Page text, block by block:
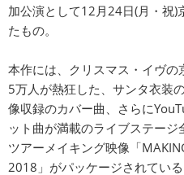
加公演として12月24日(月・祝
たもの。
本作には、クリスマス・イヴ
5万人が熱狂した、サンタ衣装
像収録のカバー曲、さらに
ット曲が満載のライブステージ
ツアーメイキング映像「
2018」がパッケージされている